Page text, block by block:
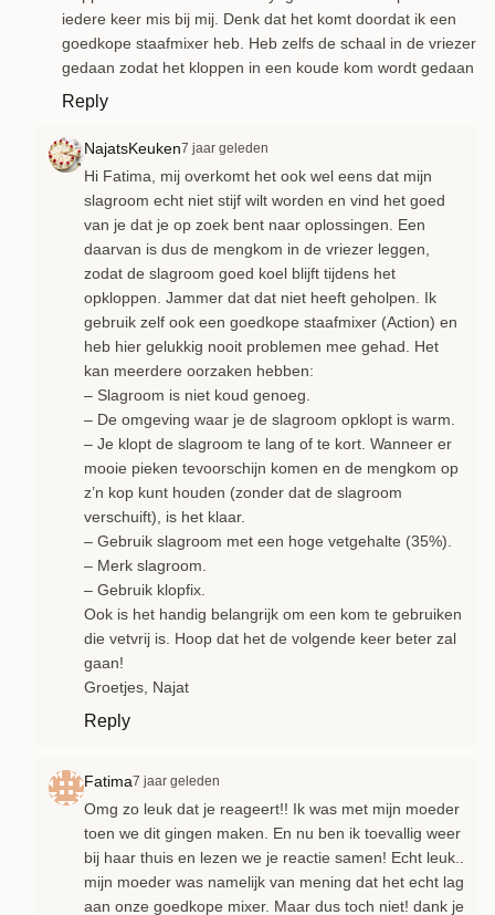
iedere keer mis bij mij. Denk dat het komt doordat ik een
goedkope staafmixer heb. Heb zelfs de schaal in de vriezer
gedaan zodat het kloppen in een koude kom wordt gedaan
Reply
NajatsKeuken7 jaar geleden
Hi Fatima, mij overkomt het ook wel eens dat mijn
slagroom echt niet stijf wilt worden en vind het goed
van je dat je op zoek bent naar oplossingen. Een
daarvan is dus de mengkom in de vriezer leggen,
zodat de slagroom goed koel blijft tijdens het
opkloppen. Jammer dat dat niet heeft geholpen. Ik
gebruik zelf ook een goedkope staafmixer (Action) en
heb hier gelukkig nooit problemen mee gehad. Het
kan meerdere oorzaken hebben:
– Slagroom is niet koud genoeg.
– De omgeving waar je de slagroom opklopt is warm.
– Je klopt de slagroom te lang of te kort. Wanneer er
mooie pieken tevoorschijn komen en de mengkom op
z’n kop kunt houden (zonder dat de slagroom
verschuift), is het klaar.
– Gebruik slagroom met een hoge vetgehalte (35%).
– Merk slagroom.
– Gebruik klopfix.
Ook is het handig belangrijk om een kom te gebruiken
die vetvrij is. Hoop dat het de volgende keer beter zal
gaan!
Groetjes, Najat
Reply
Fatima7 jaar geleden
Omg zo leuk dat je reageert!! Ik was met mijn moeder
toen we dit gingen maken. En nu ben ik toevallig weer
bij haar thuis en lezen we je reactie samen! Echt leuk..
mijn moeder was namelijk van mening dat het echt lag
aan onze goedkope mixer. Maar dus toch niet! dank je